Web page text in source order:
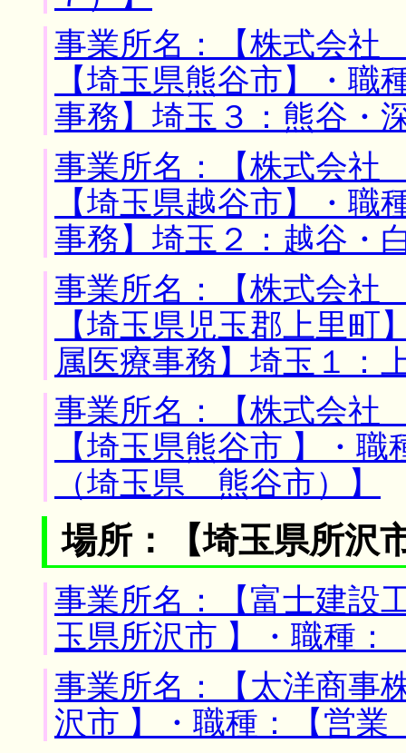
事業所名：【株式会
【埼玉県熊谷市】・職
事務】埼玉３：熊谷・
事業所名：【株式会
【埼玉県越谷市】・職
事務】埼玉２：越谷・
事業所名：【株式会
【埼玉県児玉郡上里町
属医療事務】埼玉１：
事業所名：【株式会
【埼玉県熊谷市 】・
（埼玉県 熊谷市）】
場所：【埼玉県所沢
事業所名：【富士建設
玉県所沢市 】・職種：
事業所名：【太洋商事
沢市 】・職種：【営業